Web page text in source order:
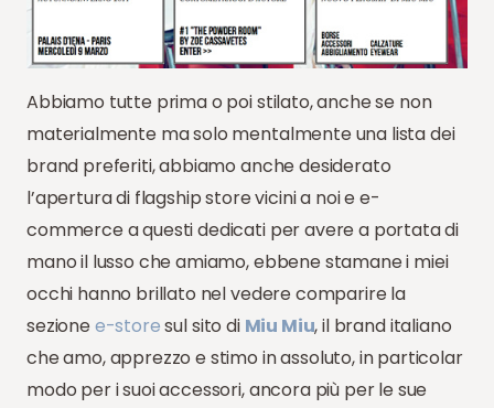
Abbiamo tutte prima o poi stilato, anche se non
materialmente ma solo mentalmente una lista dei
brand preferiti, abbiamo anche desiderato
l’apertura di flagship store vicini a noi e e-
commerce a questi dedicati per avere a portata di
mano il lusso che amiamo, ebbene stamane i miei
occhi hanno brillato nel vedere comparire la
sezione e-storesul sito di Miu Miu, il brand italiano
che amo, apprezzo e stimo in assoluto, in particolar
modo per i suoi accessori, ancora più per le sue